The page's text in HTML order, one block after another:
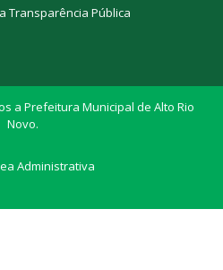
Transparência Pública
a Prefeitura Municipal de Alto Rio
Novo.
Administrativa